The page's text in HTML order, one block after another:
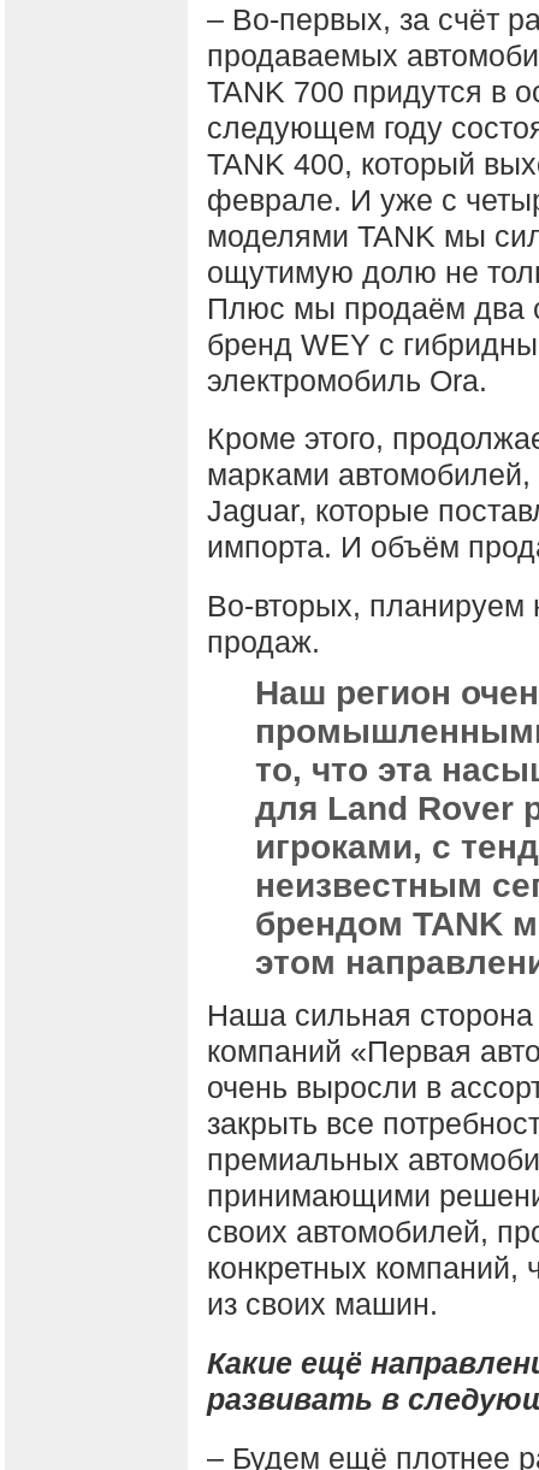
– Во-первых, за счёт
продаваемых
TANK 700 придутся в
следующем году
TANK 400, который
феврале. И уже с
моделями TANK мы
ощутимую долю не
Плюс мы продаём два
бренд WEY с
электромобиль Ora.
Кроме этого,
марками
Jaguar, которые
импорта. И объём
Во-вторых, планируем
продаж.
Наш регион
то, что эта
для Land Rover
игроками, с
неизвестным
брендом TANK
этом
Наша сильная сторона
компаний «Первая
очень выросли в
закрыть все
премиальных
принимающими
своих автомобилей,
конкретных компаний,
из своих машин.
Какие ещё
развивать в
– Будем ещё плотнее